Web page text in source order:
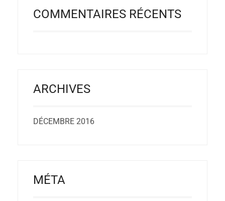
COMMENTAIRES RÉCENTS
ARCHIVES
DÉCEMBRE 2016
MÉTA